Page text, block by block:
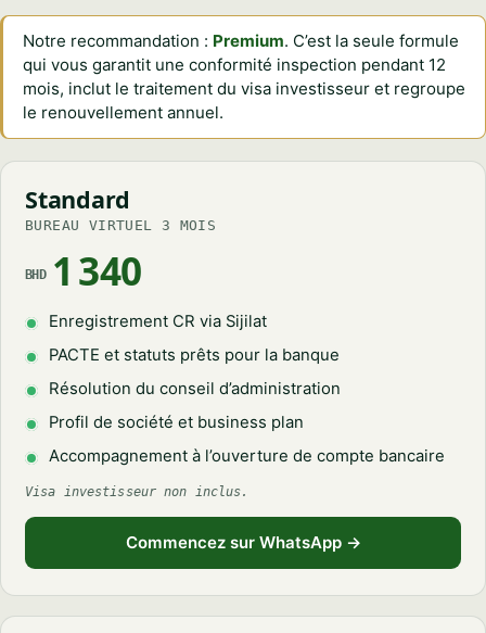
Notre recommandation : Premium. C’est la seule formule
qui vous garantit une conformité inspection pendant 12
mois, inclut le traitement du visa investisseur et regroupe
le renouvellement annuel.
Standard
BUREAU VIRTUEL 3 MOIS
BHD 1 340
Enregistrement CR via Sijilat
PACTE et statuts prêts pour la banque
Résolution du conseil d’administration
Profil de société et business plan
Accompagnement à l’ouverture de compte bancaire
Visa investisseur non inclus.
Commencez sur WhatsApp →